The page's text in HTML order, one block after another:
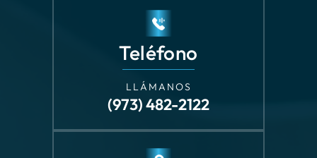
LLÁMANOS
(973) 482-2122
Oficina de Garden
City